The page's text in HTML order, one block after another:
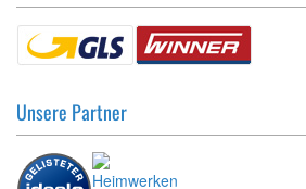
Unsere Partner